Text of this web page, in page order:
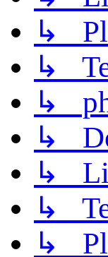
↳
↳
↳
↳
↳
↳
↳